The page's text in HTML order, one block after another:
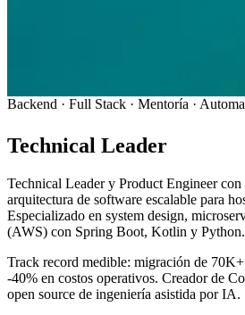
Backend · Full Stack · Mentoría ·
Technical Leader
Technical Leader y Product Engineer
arquitectura de software escalable para
Especializado en system design,
(AWS) con Spring Boot, Kotlin y Python.
Track record medible: migración de
-40% en costos operativos. Creador de
open source de ingeniería asistida por IA.